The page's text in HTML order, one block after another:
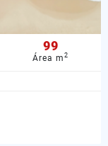
99
Área m2